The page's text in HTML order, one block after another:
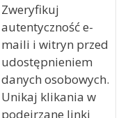
Zweryfikuj
autentyczność e-
maili i witryn przed
udostępnieniem
danych osobowych.
Unikaj klikania w
podejrzane linki